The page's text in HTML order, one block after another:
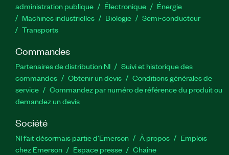
administration publique
Électronique
Énergie​
Machines industrielles
Biologie
Semi-conducteur
Transports
Commandes
Partenaires de distribution NI
Suivi et historique des
commandes
Obtenir un devis
Conditions générales de
service
Commandez par numéro de référence du produit ou
demandez un devis
Société
NI fait désormais partie d'Emerson À propos
Emplois
chez Emerson
Espace presse
Chaîne